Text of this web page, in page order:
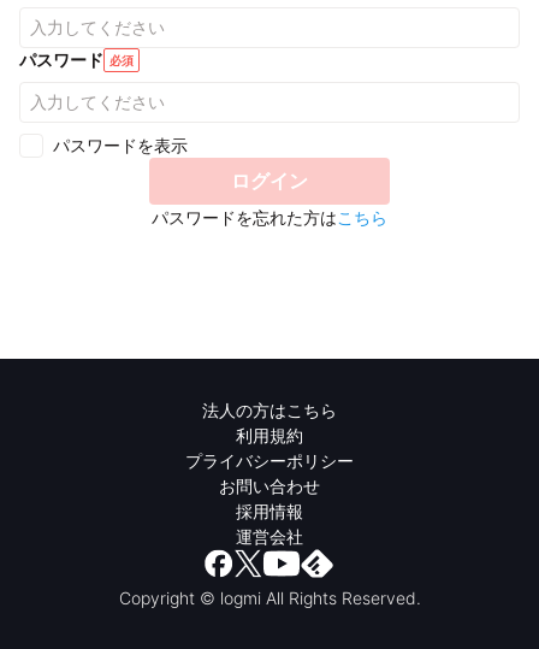
パスワード 必須
パスワードを表示
ログイン
パスワードを忘れた方はこちら
法人の方はこちら
利用規約
プライバシーポリシー
お問い合わせ
採用情報
運営会社
Copyright © logmi All Rights Reserved.